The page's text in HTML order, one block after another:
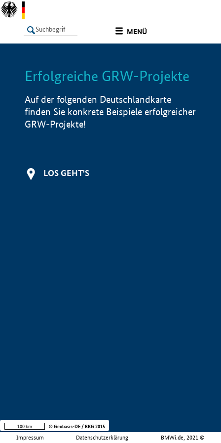
MENÜ
LISTE Info
Erfolgreiche GRW-Projekte
Auf der folgenden Deutschlandkarte
finden Sie konkrete Beispiele erfolgreicher
GRW-Projekte!
LOS GEHT'S
Impressum Datenschutzerklärung BMWi.de, 2021 ©
100 km © Geobasis-DE / BKG 2015